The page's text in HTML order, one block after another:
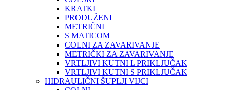
KRATKI
PRODUŽENI
METRIČNI
S MATICOM
COLNI ZA ZAVARIVANJE
METRIČKI ZA ZAVARIVANJE
VRTLJIVI KUTNI L PRIKLJUČAK
VRTLJIVI KUTNI S PRIKLJUČAK
HIDRAULIČNI ŠUPLJI VIJCI